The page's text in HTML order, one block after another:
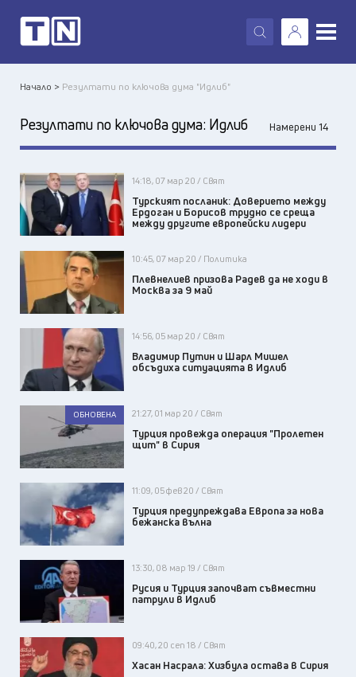
X
Начало > Резултати по ключова дума "Идлиб"
Резултати по ключова дума: Идлиб Намерени 14
14:18, 07 мар 20 / Свят
Турският посланик: Доверието между
Ердоган и Борисов трудно се среща
между другите европейски лидери
10:45, 07 мар 20 / Политика
Плевнелиев призова Радев да не ходи в
Москва за 9 май
14:56, 05 мар 20 / Свят
Владимир Путин и Шарл Мишел
обсъдиха ситуацията в Идлиб
ОБНОВЕНА 21:27, 01 мар 20 / Свят
Турция провежда операция "Пролетен
щит" в Сирия
11:09, 05 фев 20 / Свят
Турция предупреждава Европа за нова
бежанска вълна
13:30, 08 мар 19 / Свят
Русия и Турция започват съвместни
патрули в Идлиб
09:40, 20 сеп 18 / Свят
Хасан Насрала: Хизбула остава в Сирия